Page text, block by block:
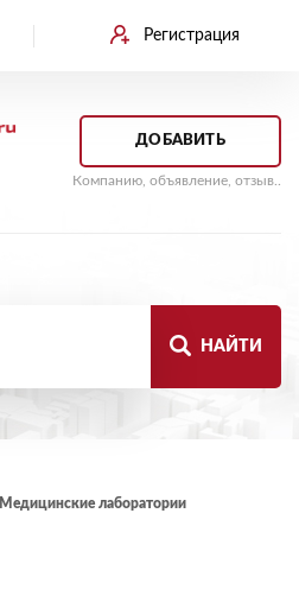
Регистрация
ДОБАВИТЬ
Компанию, объявление, отзыв..
НАЙТИ
Медицинские лаборатории